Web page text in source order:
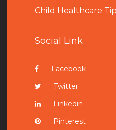
Child Healthcare
Social Link
Facebook
Twitter
Linkedin
Pinterest